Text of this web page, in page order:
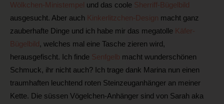
Wölkchen-Ministempel und das coole Sherriff-Bügelbild
ausgesucht. Aber auch Kinkerlitzchen-Design macht ganz
zauberhafte Dinge und ich habe mir das megatolle Käfer-
Bügelbild, welches mal eine Tasche zieren wird,
herausgefischt. Ich finde Senfgelb macht wunderschönen
Schmuck, ihr nicht auch? Ich trage dank Marina nun einen
traumhaften leuchtend roten Steinzeuganhänger an meiner
Kette. Die süssen Vögelchen-Anhänger sind von Sarah aka